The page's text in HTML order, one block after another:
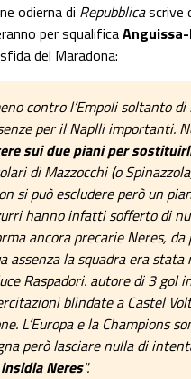
odierna di Repubblicascrive
per squalifica
del Maradona:
contro l’Empoli soltanto di
per il Naplli importanti.
sui due piani per
di Mazzocchi (o
si può escludere però un
hanno infatti sofferto di
ancora precarie Neres,
assenza la squadra era
Raspadori. autore di 3 gol
blindate a Castel
L’Europa e la Champions
però lasciare nulla di
Neres".